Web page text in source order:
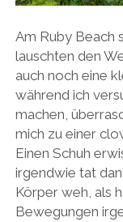
Am Ruby Beach
lauschten den
auch noch eine
während ich
machen,
mich zu einer
Einen Schuh
irgendwie tat
Körper weh, als
Bewegungen